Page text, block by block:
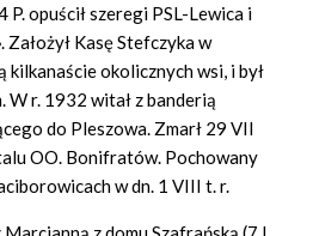
P. opuścił szeregi PSL-Lewica i
Założył Kasę Stefczyka w
kilkanaście okolicznych wsi, i był
W r. 1932 witał z banderią
do Pleszowa. Zmarł 29 VII
OO. Bonifratów. Pochowany
w dn. 1 VIII t. r.